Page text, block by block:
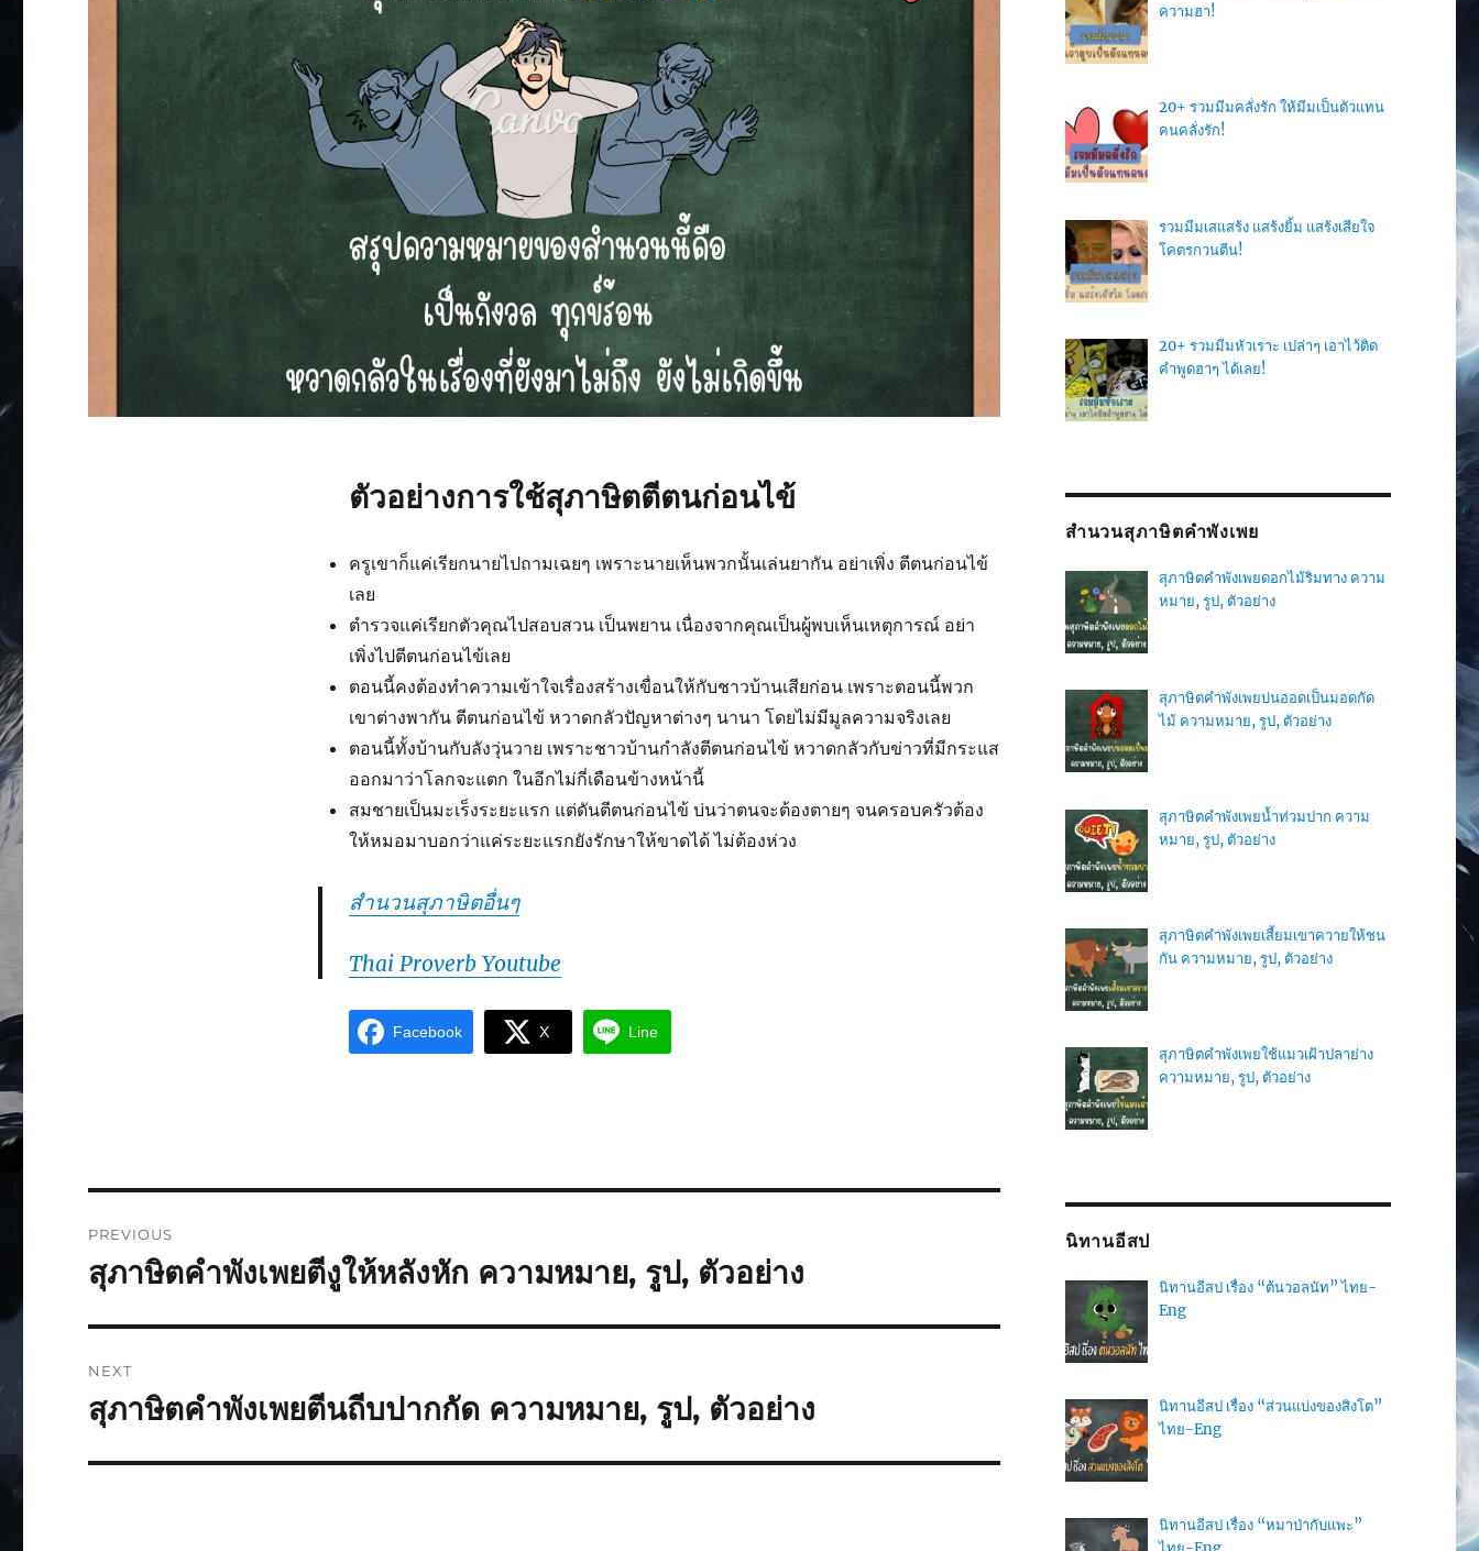
ตัวอย่างการใช้สุภาษิตตีตนก่อนไข้
ครูเขาก็แค่เรียกนายไปถามเฉยๆ เพราะนายเห็นพวกนั้นเล่นยากัน อย่าเพิ่ง ตีตนก่อนไข้
เลย
ตำรวจแค่เรียกตัวคุณไปสอบสวน เป็นพยาน เนื่องจากคุณเป็นผู้พบเห็นเหตุการณ์ อย่า
เพิ่งไปตีตนก่อนไข้เลย
ตอนนี้คงต้องทำความเข้าใจเรื่องสร้างเขื่อนให้กับชาวบ้านเสียก่อน เพราะตอนนี้พวก
เขาต่างพากัน ตีตนก่อนไข้ หวาดกลัวปัญหาต่างๆ นานา โดยไม่มีมูลความจริงเลย
ตอนนี้ทั้งบ้านกับลังวุ่นวาย เพราะชาวบ้านกำลังตีตนก่อนไข้ หวาดกลัวกับข่าวที่มีกระแส
ออกมาว่าโลกจะแตก ในอีกไม่กี่เดือนข้างหน้านี้
สมชายเป็นมะเร็งระยะแรก แต่ดันตีตนก่อนไข้ บ่นว่าตนจะต้องตายๆ จนครอบครัวต้อง
ให้หมอมาบอกว่าแค่ระยะแรกยังรักษาให้ขาดได้ ไม่ต้องห่วง
สำนวนสุภาษิตอื่นๆ
Thai Proverb Youtube
Facebook X Line
PREVIOUS
สุภาษิตคำพังเพยตีงูให้หลังหัก ความหมาย, รูป, ตัวอย่าง
NEXT
สุภาษิตคำพังเพยตีนถีบปากกัด ความหมาย, รูป, ตัวอย่าง
ความฮา!
20+ รวมมีมคลั่งรัก ให้มีมเป็นตัวแทน
คนคลั่งรัก!
รวมมีมเสแสร้ง แสร้งยิ้ม แสร้งเสียใจ
โคตรกวนตีน!
20+ รวมมีมหัวเราะ เปล่าๆ เอาไว้ติด
คำพูดฮาๆ ได้เลย!
สำนวนสุภาษิตคำพังเพย
สุภาษิตคำพังเพยดอกไม้ริมทาง ความ
หมาย, รูป, ตัวอย่าง
สุภาษิตคำพังเพยบ่นออดเป็นมอดกัด
ไม้ ความหมาย, รูป, ตัวอย่าง
สุภาษิตคำพังเพยน้ำท่วมปาก ความ
หมาย, รูป, ตัวอย่าง
สุภาษิตคำพังเพยเสี้ยมเขาควายให้ชน
กัน ความหมาย, รูป, ตัวอย่าง
สุภาษิตคำพังเพยใช้แมวเฝ้าปลาย่าง
ความหมาย, รูป, ตัวอย่าง
นิทานอีสป
นิทานอีสป เรื่อง “ต้นวอลนัท” ไทย-
Eng
นิทานอีสป เรื่อง “ส่วนแบ่งของสิงโต”
ไทย-Eng
นิทานอีสป เรื่อง “หมาป่ากับแพะ”